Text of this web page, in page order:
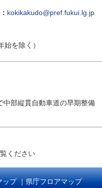
kokikakudo@pref.fukui.lg.jp
を除く）
中部縦貫自動車道の早期整備
ください
ップ｜県庁フロアマップ